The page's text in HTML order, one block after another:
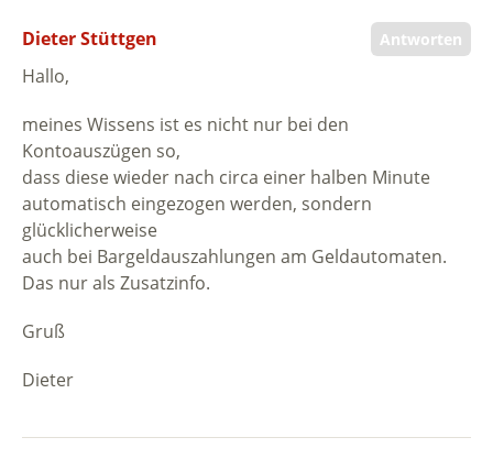
Antworten
Dieter Stüttgen
Hallo,
meines Wissens ist es nicht nur bei den
Kontoauszügen so,
dass diese wieder nach circa einer halben Minute
automatisch eingezogen werden, sondern
glücklicherweise
auch bei Bargeldauszahlungen am Geldautomaten.
Das nur als Zusatzinfo.
Gruß
Dieter